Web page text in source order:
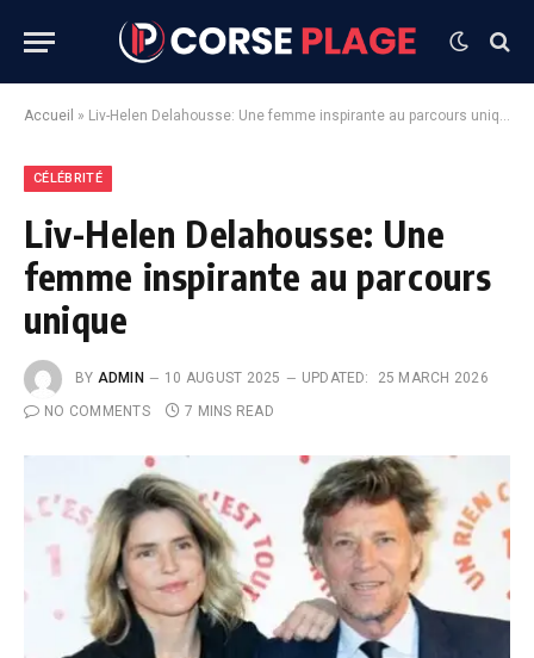
Accueil » Liv-Helen Delahousse: Une femme inspirante au parcours unique
CÉLÉBRITÉ
Liv-Helen Delahousse: Une
femme inspirante au parcours
unique
BY ADMIN 10 AUGUST 2025 UPDATED:
25 MARCH 2026
NO COMMENTS
7 MINS READ